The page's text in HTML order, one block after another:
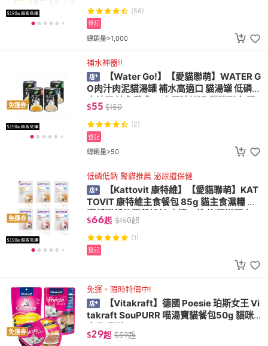
(56)
總銷量>1,000
登記
免運券
補水神器!!
【Water Go!】【愛貓聯萌】WATER G
O肉汁肉泥貓湯罐 補水高適口 貓湯罐 低磷補
水神器 鮪魚雞多口味 原汁鮮湯 貓咪副食 腎
貓補水
$55 $150
(2)
總銷量>50
登記
免運券
低磷低鈉 腎貓推薦 泌尿道保健
【Kattovit 康特維】【愛貓聯萌】KAT
TOVIT 康特維主食餐包 85g 貓主食濕糧 腎
臟低磷低鈉營養設計 高適口性 泌尿道配方
腎貓
$66起 $150起
(1)
登記
免運券
免運、限時特價中!
【Vitakraft】德國 Poesie 珀斯女王 Vi
takraft SouPURR 喵湯寶貓餐包50g 貓咪
食品 貓點心
$29起 $59起